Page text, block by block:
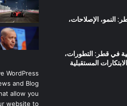
النمو، الإصلاحات،
في قطر: التطورات،
المستقبلية
WordPress
and Blog
allow you
website to